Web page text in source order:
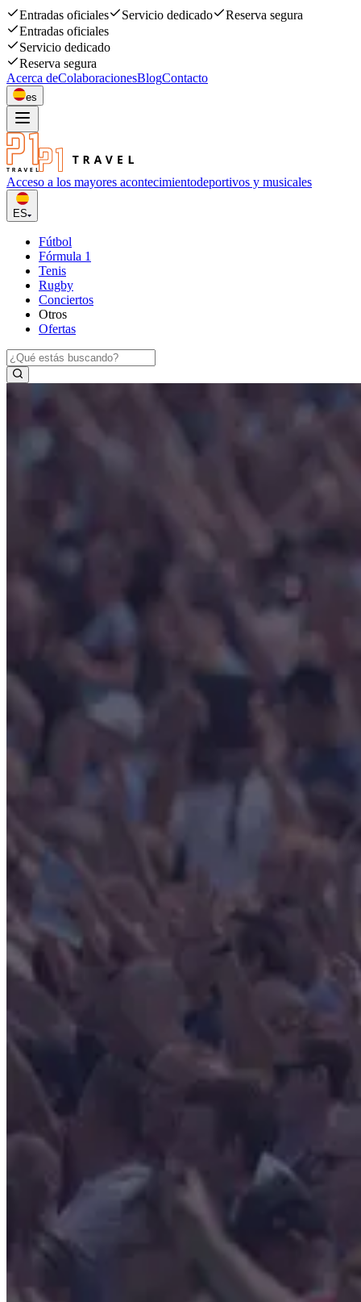
Entradas oficiales Servicio dedicado
Reserva segura
Entradas oficiales
Servicio dedicado
Reserva segura
Acerca deColaboracionesBlogContacto
es
Acceso a los mayores acontecimientodeportivos y musicales
ES
Fútbol
Fórmula 1
Tenis
Rugby
Conciertos
Otros
Ofertas